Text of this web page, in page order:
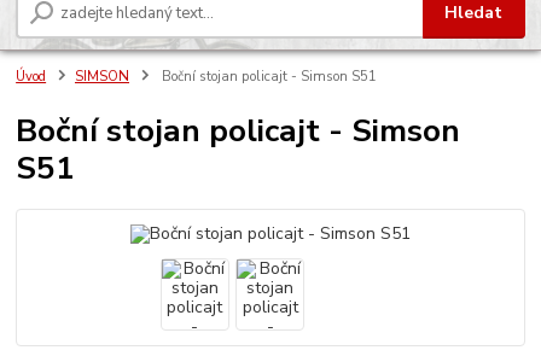
Hledat
Úvod SIMSON Boční stojan policajt - Simson S51
Boční stojan policajt - Simson
S51